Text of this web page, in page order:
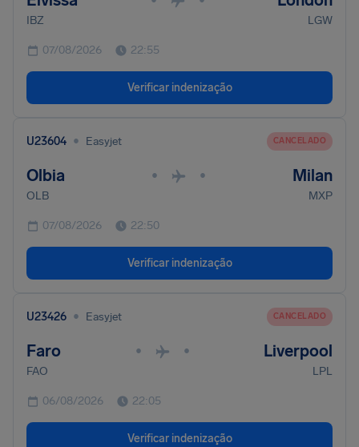
IBZ LGW
07/08/2026 22:55
Verificar indenização
U23604 • Easyjet CANCELADO
Olbia • • Milan
OLB MXP
07/08/2026 22:50
Verificar indenização
U23426 • Easyjet CANCELADO
Faro • • Liverpool
FAO LPL
06/08/2026 22:05
Verificar indenização